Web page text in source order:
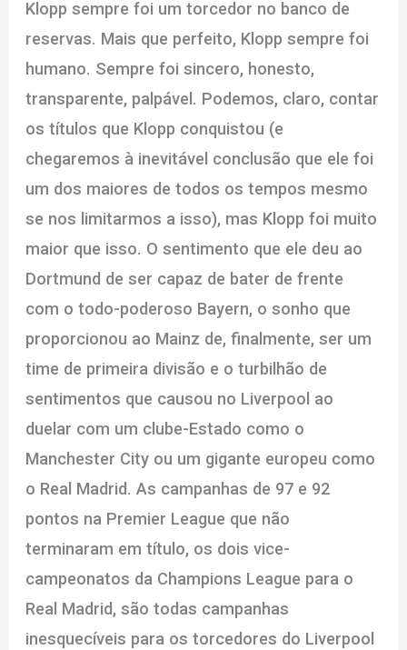
Klopp sempre foi um torcedor no banco de
reservas. Mais que perfeito, Klopp sempre foi
humano. Sempre foi sincero, honesto,
transparente, palpável. Podemos, claro, contar
os títulos que Klopp conquistou (e
chegaremos à inevitável conclusão que ele foi
um dos maiores de todos os tempos mesmo
se nos limitarmos a isso), mas Klopp foi muito
maior que isso. O sentimento que ele deu ao
Dortmund de ser capaz de bater de frente
com o todo-poderoso Bayern, o sonho que
proporcionou ao Mainz de, finalmente, ser um
time de primeira divisão e o turbilhão de
sentimentos que causou no Liverpool ao
duelar com um clube-Estado como o
Manchester City ou um gigante europeu como
o Real Madrid. As campanhas de 97 e 92
pontos na Premier League que não
terminaram em título, os dois vice-
campeonatos da Champions League para o
Real Madrid, são todas campanhas
inesquecíveis para os torcedores do Liverpool